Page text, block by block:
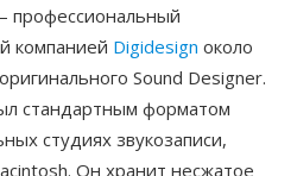
профессиональный
компанией Digidesign около
Sound Designer.
стандартным форматом
студиях звукозаписи,
Он хранит несжатое